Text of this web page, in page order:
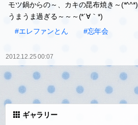
モツ鍋からの～、カキの昆布焼き～(*^^*)
うまうま過ぎる～～～(*´∀｀*)
#エレファンとん
#忘年会
2012.12.25 00:07
ギャラリー